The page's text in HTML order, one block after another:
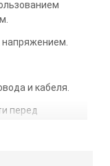
напряжением.
и кабеля.
перед